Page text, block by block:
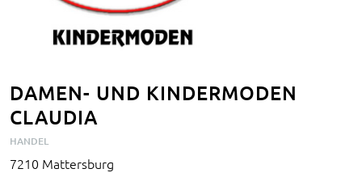
DAMEN- UND KINDERMODEN
CLAUDIA
HANDEL
7210 Mattersburg